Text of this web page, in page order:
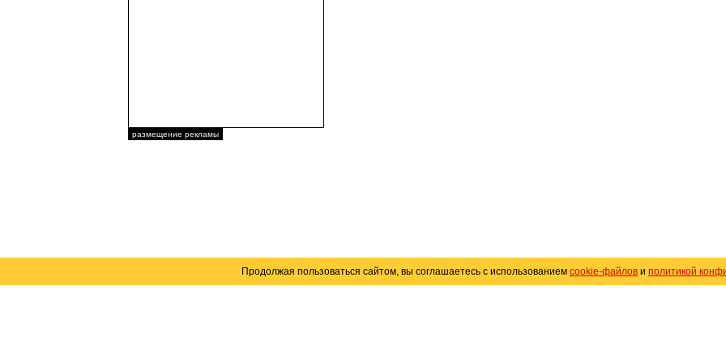
размещение рекламы
Продолжая пользоваться сайтом, вы соглашаетесь с использованием cookie-файлов и политикой